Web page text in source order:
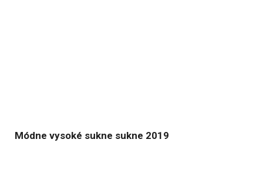
Módne vysoké sukne sukne 2019